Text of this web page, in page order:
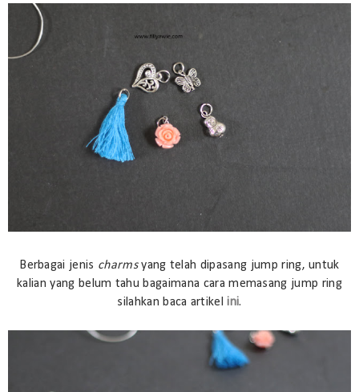
Berbagai jenis charmsyang telah dipasang jump ring, untuk
kalian yang belum tahu bagaimana cara memasang jump ring
silahkan baca artikelini.